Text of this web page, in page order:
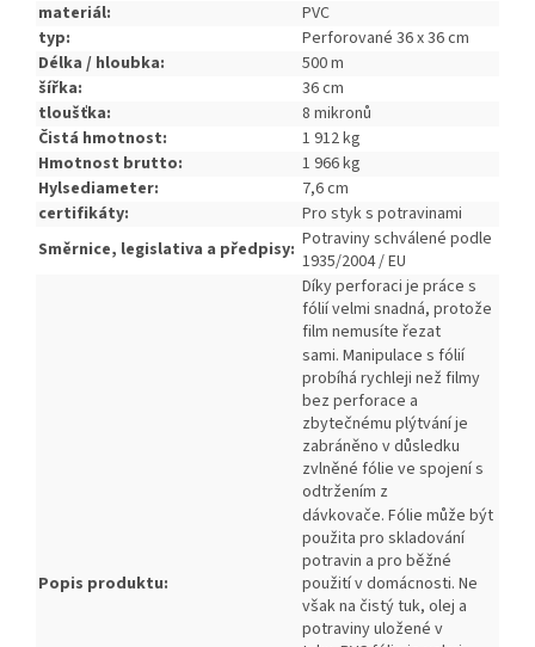
materiál:
PVC
typ:
Perforované 36 x 36 cm
Délka / hloubka:
500 m
šířka:
36 cm
tloušťka:
8 mikronů
Čistá hmotnost:
1 912 kg
Hmotnost brutto:
1 966 kg
Hylsediameter:
7,6 cm
certifikáty:
Pro styk s potravinami
Směrnice, legislativa a předpisy: Potraviny schválené podle
1935/2004 / EU
Popis produktu:
Díky perforaci je práce s
fólií velmi snadná, protože
film nemusíte řezat
sami. Manipulace s fólií
probíhá rychleji než filmy
bez perforace a
zbytečnému plýtvání je
zabráněno v důsledku
zvlněné fólie ve spojení s
odtržením z
dávkovače. Fólie může být
použita pro skladování
potravin a pro běžné
použití v domácnosti. Ne
však na čistý tuk, olej a
potraviny uložené v